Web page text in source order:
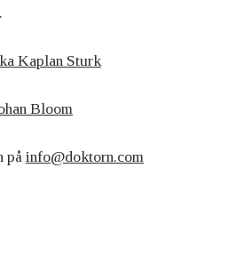
Kaplan Sturk
Bloom
på info@doktorn.com